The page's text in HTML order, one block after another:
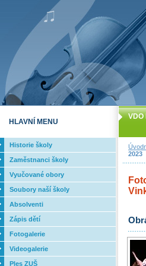
2023
VDO
HLAVNÍ MENU
Historie školy
Zaměstnanci školy
Vyučované obory
Soubory naší školy
Absolventi
Zápis dětí
Fotogalerie
Videogalerie
Ples ZUŠ